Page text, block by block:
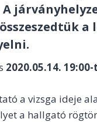
A
2020.05.14.
a vizsga ideje
a hallgató